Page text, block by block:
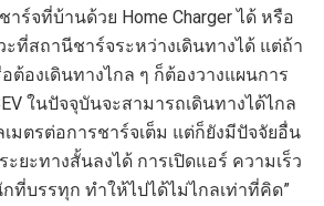
ร์จที่บ้านด้วย Home Charger ได้ หรือ
ะที่สถานีชาร์จระหว่างเดินทางได้ แต่ถ้า
ต้องเดินทางไกล ๆ ก็ต้องวางแผนการ
ในปัจจุบันจะสามารถเดินทางได้ไกล
เมตรต่อการชาร์จเต็ม แต่ก็ยังมีปัจจัยอื่น
ยะทางสั้นลงได้ การเปิดแอร์ ความเร็ว
ที่บรรทุก ทำให้ไปได้ไม่ไกลเท่าที่คิด”